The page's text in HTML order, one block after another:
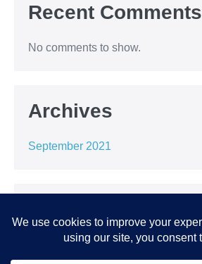
Recent Comments
No comments to show.
Archives
September 2021
Uncategorized